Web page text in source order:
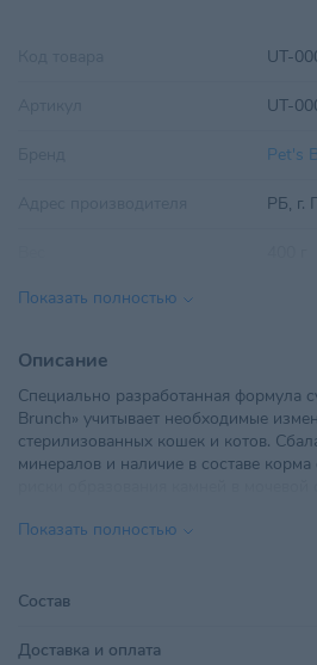
UT-
UT-
Pet's
РБ, г.
Вид корма
Вкус
Возраст питомца
Линейка бренда Adult
Производитель
Размер питомца
Показать полностью
Описание
Специально разработанная формула
Brunch» учитывает необходимые
стерилизованных кошек и котов.
минералов и наличие в составе
здоровый метаболизм и контроль
Показать полностью
Состав
Доставка и оплата